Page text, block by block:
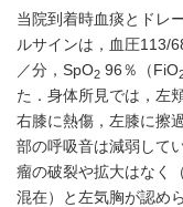
当院到着時血痰とドレ
ルサインは，血圧113/
／分，SpO2 96％（FiO
た．身体所見では，左
右膝に熱傷，左膝に擦
部の呼吸音は減弱して
瘤の破裂や拡大はなく（
混在）と左気胸が認め